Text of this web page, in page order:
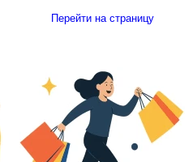
Перейти на страницу